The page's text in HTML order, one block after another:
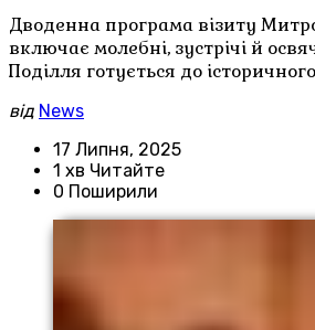
Дводенна програма візиту
включає молебні, зустрічі й
Поділля готується до
від News
17 Липня, 2025
1 хв Читайте
0 Поширили